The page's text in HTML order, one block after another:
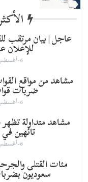
عاجل | بيان مرتقب
6-أغسطس- 2026
مشاهد من مواقع
ضربات
6-أغسطس- 2026
مشاهد متداولة تظهر
تائهين
6-أغسطس- 2026
مئات القتلى
سعوديون